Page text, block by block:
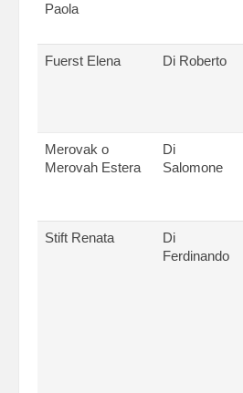
Paola
Fuerst Elena Di Roberto
Merovak o
Merovah Estera
Di
Salomone
Stift Renata
Di
Ferdinando